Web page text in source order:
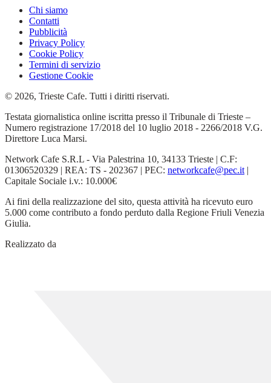
Chi siamo
Contatti
Pubblicità
Privacy Policy
Cookie Policy
Termini di servizio
Gestione Cookie
© 2026, Trieste Cafe. Tutti i diritti riservati.
Testata giornalistica online iscritta presso il Tribunale di Trieste –
Numero registrazione 17/2018 del 10 luglio 2018 - 2266/2018 V.G.
Direttore Luca Marsi.
Network Cafe S.R.L - Via Palestrina 10, 34133 Trieste | C.F:
01306520329 | REA: TS - 202367 | PEC: networkcafe@pec.it |
Capitale Sociale i.v.: 10.000€
Ai fini della realizzazione del sito, questa attività ha ricevuto euro
5.000 come contributo a fondo perduto dalla Regione Friuli Venezia
Giulia.
Realizzato da